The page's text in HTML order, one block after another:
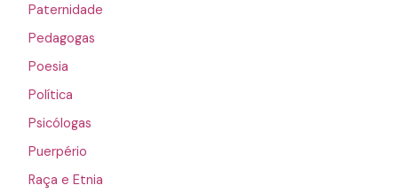
Paternidade
Pedagogas
Poesia
Política
Psicólogas
Puerpério
Raça e Etnia